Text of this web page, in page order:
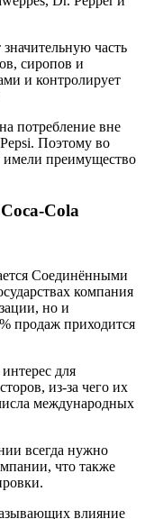
часть
сиропов и
и контролирует
потребление вне
Поэтому во
имели преимущество
Cola
Соединёнными
компания
но и
продаж приходится
для
из-за чего их
международных
всегда нужно
что также
влияние